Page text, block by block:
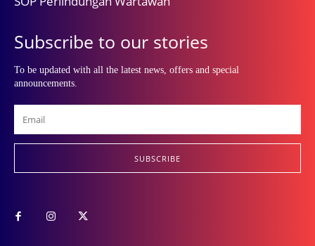
Subscribe to our stories
To be updated with all the latest news, offers and special
announcements.
SUBSCRIBE